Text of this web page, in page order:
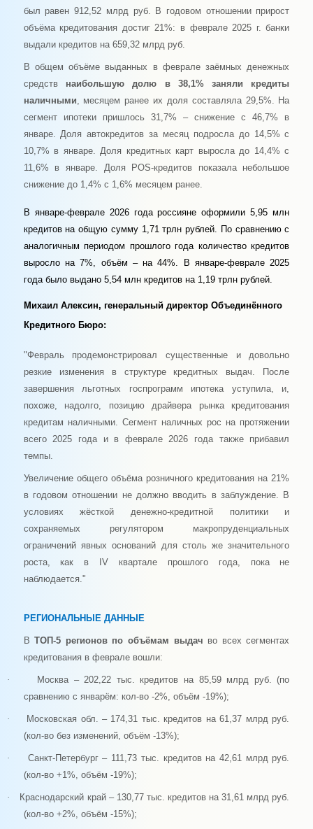
был равен 912,52 млрд руб. B годовом отношении прирост
объёма кредитования достиг 21%: в феврале 2025 г. банки
выдали кредитов на 659,32 млрд руб.
B общем объёме выданных в феврале заёмных денежных
средств наибольшую долю в 38,1% заняли кредиты
наличными, месяцем ранее их доля составляла 29,5%. На
сегмент ипотеки пришлось 31,7% – снижение с 46,7% в
январе. Доля автокредитов за месяц подросла до 14,5% с
10,7% в январе. Доля кредитных карт выросла до 14,4% с
11,6% в январе. Доля РOS-кредитов показала небольшое
снижение до 1,4% с 1,6% месяцем ранее.
В январе-феврале 2026 года россияне оформили 5,95 млн
кредитов на общую сумму 1,71 трлн рублей. По сравнению с
аналогичным периодом прошлого года количество кредитов
выросло на 7%, объём – на 44%. В январе-феврале 2025
года было выдано 5,54 млн кредитов на 1,19 трлн рублей.
Михаил Алексин, генеральный директор Объединённого
Кредитного Бюро:
"Февраль продемонстрировал существенные и довольно
резкие изменения в структуре кредитных выдач. После
завершения льготных госпрограмм ипотека уступила, и,
похоже, надолго, позицию драйвера рынка кредитования
кредитам наличными. Сегмент наличных рос на протяжении
всего 2025 года и в феврале 2026 года также прибавил
темпы.
Увеличение общего объёма розничного кредитования на 21%
в годовом отношении не должно вводить в заблуждение. В
условиях жёсткой денежно-кредитной политики и
сохраняемых регулятором макропруденциальных
ограничений явных оснований для столь же значительного
роста, как в
IV квартале прошлого года, пока не
наблюдается."
РЕГИОНАЛЬНЫЕ ДАННЫЕ
ВТОП-5 регионов по объёмам выдач во всех сегментах
кредитования в феврале вошли:
·
Москва – 202,22 тыс. кредитов на 85,59 млрд руб. (по
сравнению с январём: кол-во -2%, объём -19%);
·
Московская обл. – 174,31 тыс. кредитов на 61,37 млрд руб.
(кол-во без изменений, объём -13%);
·
Санкт-Петербург – 111,73 тыс. кредитов на 42,61 млрд руб.
(кол-во +1%, объём -19%);
·
Краснодарский край – 130,77 тыс. кредитов на 31,61 млрд руб.
(кол-во +2%, объём -15%);